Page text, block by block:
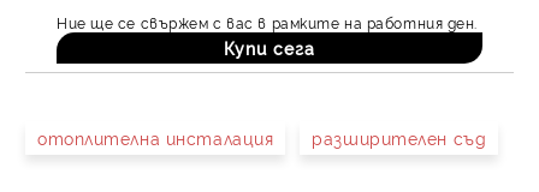
Ние ще се свържем с вас в рамките на работния ден.
отоплителна инсталация разширителен съд